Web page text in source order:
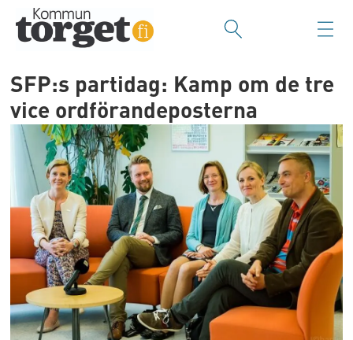
SFP:s partidag: Kamp om de tre
vice ordförandeposterna